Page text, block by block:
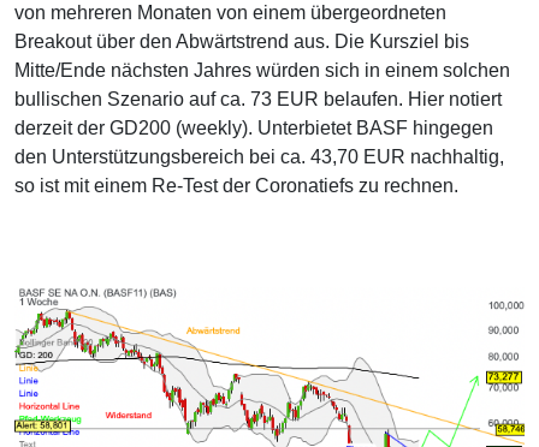
von mehreren Monaten von einem übergeordneten
Breakout über den Abwärtstrend aus. Die Kursziel bis
Mitte/Ende nächsten Jahres würden sich in einem solchen
bullischen Szenario auf ca. 73 EUR belaufen. Hier notiert
derzeit der GD200 (weekly). Unterbietet BASF hingegen
den Unterstützungsbereich bei ca. 43,70 EUR nachhaltig,
so ist mit einem Re-Test der Coronatiefs zu rechnen.